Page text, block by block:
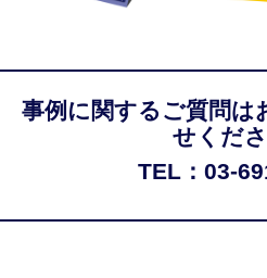
事例に関するご質問は
せくださ
TEL：03-